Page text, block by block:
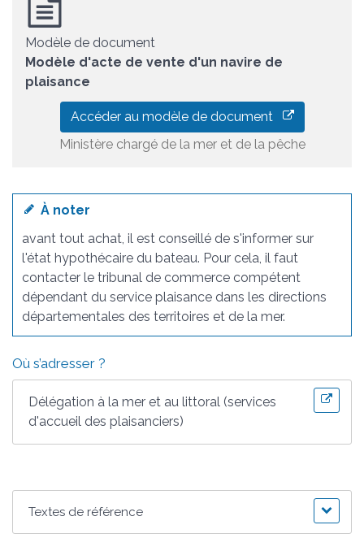
Modèle de document
Modèle d'acte de vente d'un navire de
plaisance
Accéder au modèle de document
Ministère chargé de la mer et de la pêche
À noter
avant tout achat, il est conseillé de s'informer sur
l'état hypothécaire du bateau. Pour cela, il faut
contacter le tribunal de commerce compétent
dépendant du service plaisance dans les directions
départementales des territoires et de la mer.
Où s’adresser ?
Délégation à la mer et au littoral (services
d'accueil des plaisanciers)
Textes de référence